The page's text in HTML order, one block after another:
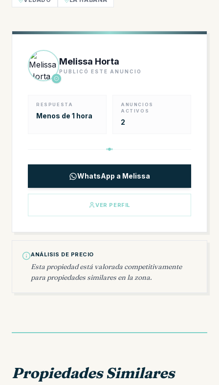
Melissa Horta
PUBLICÓ ESTE ANUNCIO
RESPUESTA
Menos de 1 hora
ANUNCIOS
ACTIVOS
2
WhatsApp a Melissa
VER PERFIL
ANÁLISIS DE PRECIO
Esta propiedad está valorada competitivamente
para propiedades similares en la zona.
Propiedades Similares